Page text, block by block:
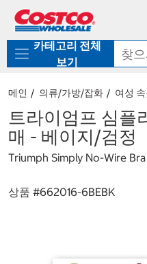
로
기
가
카테고리 전체
보기
메인 의류/가방/잡화 여성
트라이엄프 심플
매 - 베이지/검정
Triumph Simply No-Wire
상품 #662016-6BEBK